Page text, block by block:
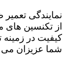
نمایندگی
از تکنسین های
کیفیت در
شما عزیزان می